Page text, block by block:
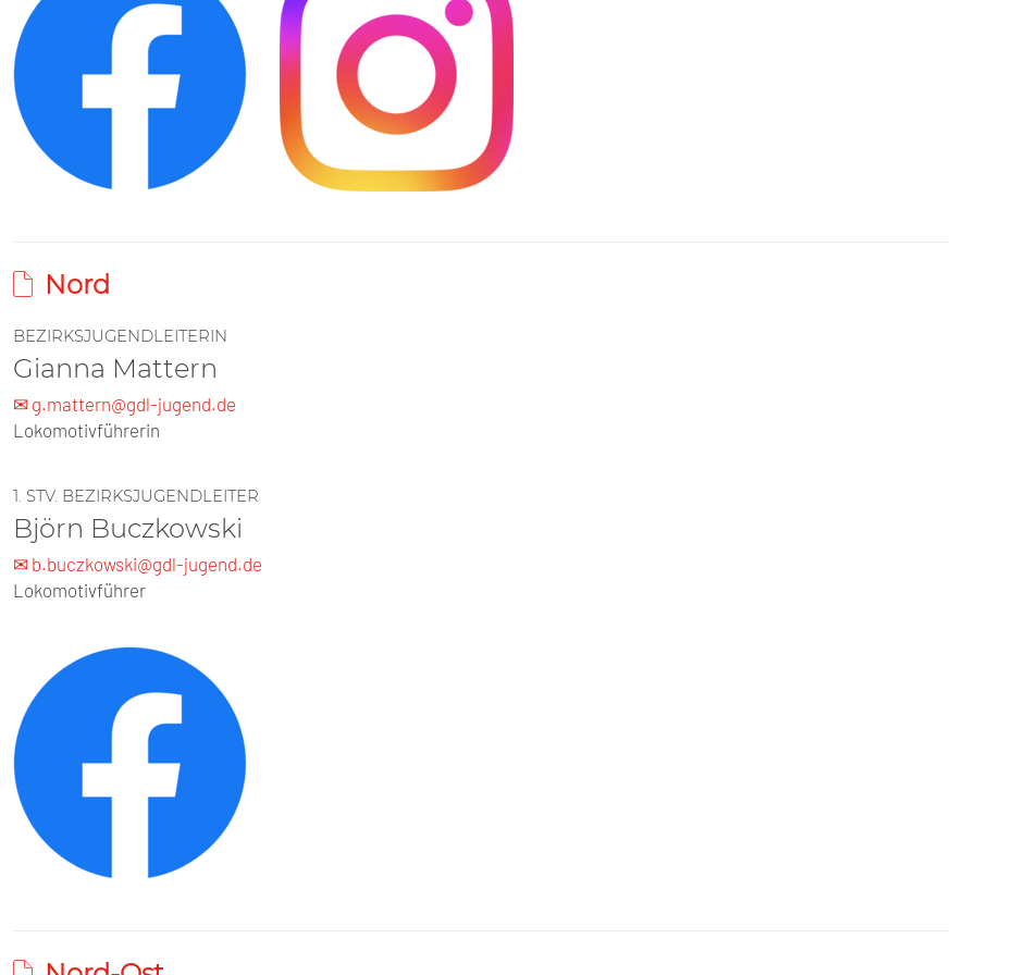
Nord
BEZIRKSJUGENDLEITERIN
Gianna Mattern
✉ g.mattern@gdl-jugend.de
Lokomotivführerin
1. STV. BEZIRKSJUGENDLEITER
Björn Buczkowski
✉ b.buczkowski@gdl-jugend.de
Lokomotivführer